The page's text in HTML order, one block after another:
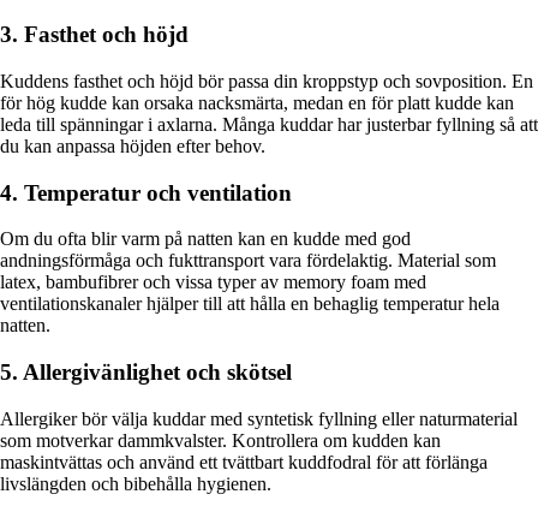
3. Fasthet och höjd
Kuddens fasthet och höjd bör passa din kroppstyp och sovposition. En
för hög kudde kan orsaka nacksmärta, medan en för platt kudde kan
leda till spänningar i axlarna. Många kuddar har justerbar fyllning så att
du kan anpassa höjden efter behov.
4. Temperatur och ventilation
Om du ofta blir varm på natten kan en kudde med god
andningsförmåga och fukttransport vara fördelaktig. Material som
latex, bambufibrer och vissa typer av memory foam med
ventilationskanaler hjälper till att hålla en behaglig temperatur hela
natten.
5. Allergivänlighet och skötsel
Allergiker bör välja kuddar med syntetisk fyllning eller naturmaterial
som motverkar dammkvalster. Kontrollera om kudden kan
maskintvättas och använd ett tvättbart kuddfodral för att förlänga
livslängden och bibehålla hygienen.